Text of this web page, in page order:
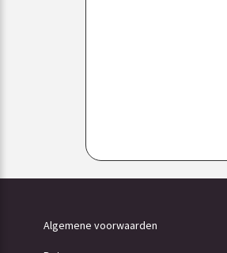
Algemene voorwaarden